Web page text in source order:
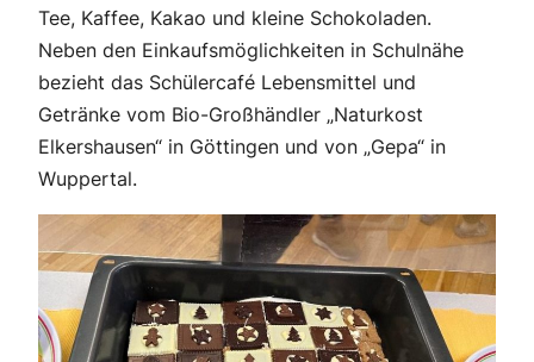
Tee, Kaffee, Kakao und kleine Schokoladen.
Neben den Einkaufsmöglichkeiten in Schulnähe
bezieht das Schülercafé Lebensmittel und
Getränke vom Bio-Großhändler „Naturkost
Elkershausen“ in Göttingen und von „Gepa“ in
Wuppertal.